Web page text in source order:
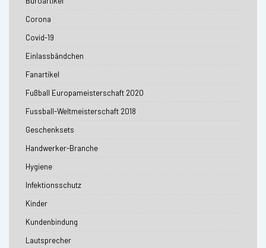
Corona
Covid-19
Einlassbändchen
Fanartikel
Fußball Europameisterschaft 2020
Fussball-Weltmeisterschaft 2018
Geschenksets
Handwerker-Branche
Hygiene
Infektionsschutz
Kinder
Kundenbindung
Lautsprecher